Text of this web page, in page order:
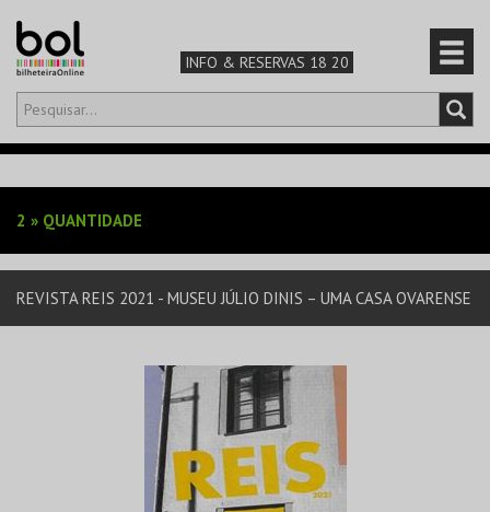
INFO & RESERVAS 18 20
Olá,iniciar sessão
TEATRO & ARTE
MÚSICA & FESTIVAIS
DESPORTO & AVENTURA
2 » QUANTIDADE
REVISTA REIS 2021 - MUSEU JÚLIO DINIS – UMA CASA OVARENSE